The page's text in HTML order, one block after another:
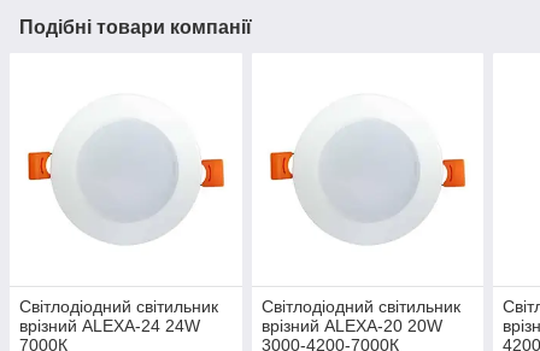
Подібні товари компанії
Світлодіодний світильник
врізний ALEXA-24 24W
7000К
Світлодіодний світильник
врізний ALEXA-20 20W
3000-4200-7000К